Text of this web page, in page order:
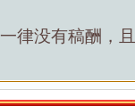
律没有稿酬，